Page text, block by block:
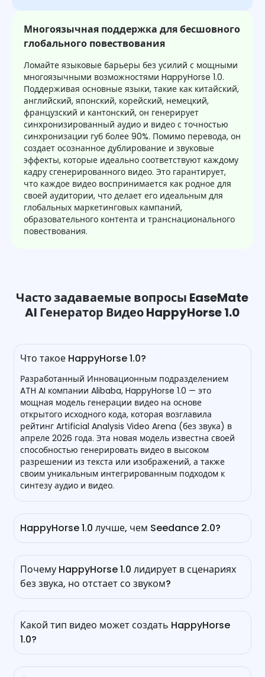
Многоязычная поддержка для бесшовного
глобального повествования
Ломайте языковые барьеры без усилий с мощными
многоязычными возможностями HappyHorse 1.0.
Поддерживая основные языки, такие как китайский,
английский, японский, корейский, немецкий,
французский и кантонский, он генерирует
синхронизированный аудио и видео с точностью
синхронизации губ более 90%. Помимо перевода, он
создает осознанное дублирование и звуковые
эффекты, которые идеально соответствуют каждому
кадру сгенерированного видео. Это гарантирует,
что каждое видео воспринимается как родное для
своей аудитории, что делает его идеальным для
глобальных маркетинговых кампаний,
образовательного контента и транснационального
повествования.
Часто задаваемые вопросы EaseMate
AI Генератор Видео HappyHorse 1.0
Что такое HappyHorse 1.0?
Разработанный Инновационным подразделением
ATH AI компании Alibaba, HappyHorse 1.0 — это
мощная модель генерации видео на основе
открытого исходного кода, которая возглавила
рейтинг Artificial Analysis Video Arena (без звука) в
апреле 2026 года. Эта новая модель известна своей
способностью генерировать видео в высоком
разрешении из текста или изображений, а также
своим уникальным интегрированным подходом к
синтезу аудио и видео.
HappyHorse 1.0 лучше, чем Seedance 2.0?
преобразования текста в видео и изображений в
видео (без звука). Слепые оценки пользователей
моделью с открытым исходным кодом, он более
экономичен, хотя Seedance 2.0 все еще сохраняет
преимущество, когда речь идет о генерации звука и
Почему HappyHorse 1.0 лидирует в сценариях
без звука, но отстает со звуком?
обрабатывающий все модальности в одной
последовательности, в то время как Seedance 2.0
Какой тип видео может создать HappyHorse
1.0?